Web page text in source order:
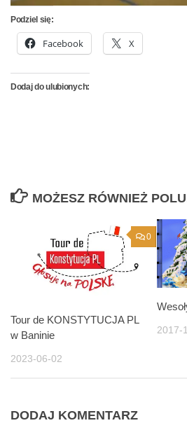
Podziel się:
Facebook X
Dodaj do ulubionych:
MOŻESZ RÓWNIEŻ
0
Tour de KONSTYTUCJA PL
w Baninie
2023-06-02
2017-
DODAJ KOMENTARZ